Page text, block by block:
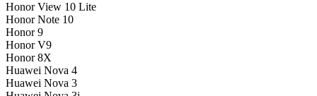
Honor View 10 Lite
Honor Note 10
Honor 9
Honor V9
Honor 8X
Huawei Nova 4
Huawei Nova 3